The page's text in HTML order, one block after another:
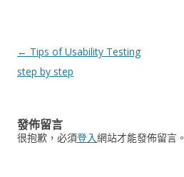
文
章
列
← Tips of Usability Testing
step by step
發佈留言
很抱歉，必須登入網站才能發佈留言。